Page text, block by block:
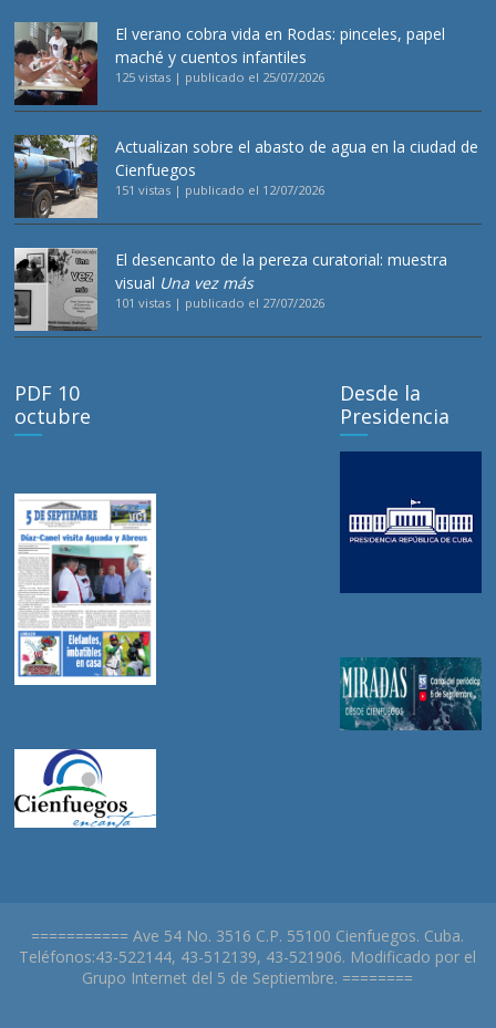
El verano cobra vida en Rodas: pinceles, papel
maché y cuentos infantiles
125 vistas | publicado el 25/07/2026
Actualizan sobre el abasto de agua en la ciudad de
Cienfuegos
151 vistas | publicado el 12/07/2026
El desencanto de la pereza curatorial: muestra
visual Una vez más
101 vistas | publicado el 27/07/2026
PDF 10
octubre
Desde la
Presidencia
=========== Ave 54 No. 3516 C.P. 55100 Cienfuegos. Cuba.
Teléfonos:43-522144, 43-512139, 43-521906. Modificado por el
Grupo Internet del 5 de Septiembre. ========